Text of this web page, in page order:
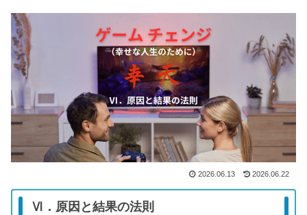
2026.06.13 2026.06.22
Ⅵ．原因と結果の法則